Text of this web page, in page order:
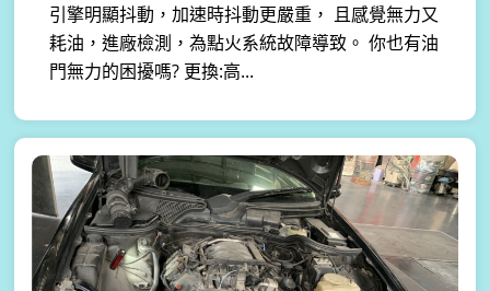
引擎明顯抖動，加速時抖動更嚴重， 且感覺無力又
耗油，進廠檢測，為點火系統故障導致。 你也有油
門無力的困擾嗎? 更換:高...